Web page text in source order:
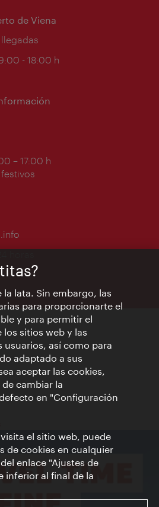
de Viena
- 18:00 h
– 17:00 h
la lata. Sin embargo, las
para proporcionarte el
y para permitir el
sitios web y las
usuarios, así como para
adaptado a sus
aceptar las cookies,
cambiar la
en "Configuración
el sitio web, puede
de cookies en cualquier
enlace "Ajustes de
inferior al final de la